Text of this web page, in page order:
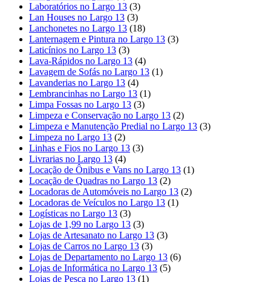
Laboratórios no Largo 13 (3)
Lan Houses no Largo 13 (3)
Lanchonetes no Largo 13 (18)
Lanternagem e Pintura no Largo 13 (3)
Laticínios no Largo 13 (3)
Lava-Rápidos no Largo 13 (4)
Lavagem de Sofás no Largo 13 (1)
Lavanderias no Largo 13 (4)
Lembrancinhas no Largo 13 (1)
Limpa Fossas no Largo 13 (3)
Limpeza e Conservação no Largo 13 (2)
Limpeza e Manutenção Predial no Largo 13 (3)
Limpeza no Largo 13 (2)
Linhas e Fios no Largo 13 (3)
Livrarias no Largo 13 (4)
Locação de Ônibus e Vans no Largo 13 (1)
Locação de Quadras no Largo 13 (2)
Locadoras de Automóveis no Largo 13 (2)
Locadoras de Veículos no Largo 13 (1)
Logísticas no Largo 13 (3)
Lojas de 1,99 no Largo 13 (3)
Lojas de Artesanato no Largo 13 (3)
Lojas de Carros no Largo 13 (3)
Lojas de Departamento no Largo 13 (6)
Lojas de Informática no Largo 13 (5)
Lojas de Pesca no Largo 13 (1)